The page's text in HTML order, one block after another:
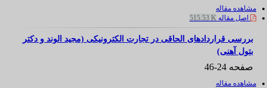
مشاهده مقاله
اصل مقاله 515.53 K
بررسی قراردادهای الحاقی در تجارت الکترونیکی (مجید الوند و دکتر
بتول آهنی)
صفحه 24-46
مشاهده مقاله